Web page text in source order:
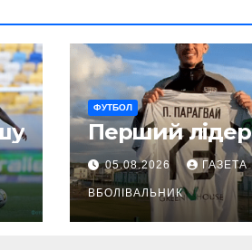
ФУТБОЛ
Перший лідер
05.08.2026 ГАЗЕТА
ВБОЛІВАЛЬНИК